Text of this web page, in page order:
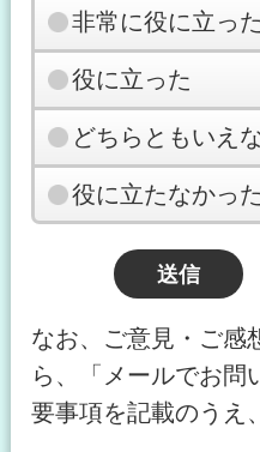
非常に役に立った
役に立った
どちらともいえ
役に立たなかった
なお、ご意見・ご感
ら、「メールでお問
要事項を記載のうえ